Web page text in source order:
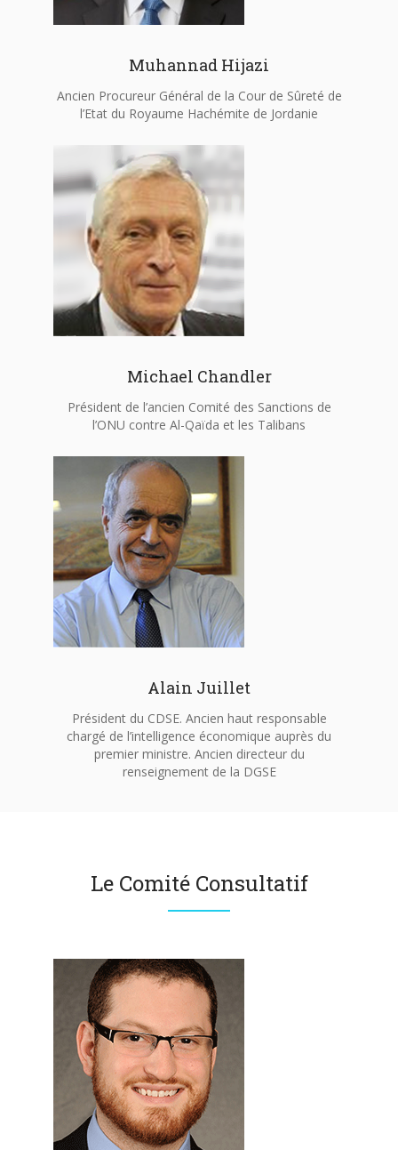
Muhannad Hijazi
Ancien Procureur Général de la Cour de Sûreté de
l’Etat du Royaume Hachémite de Jordanie
Michael Chandler
Président de l’ancien Comité des Sanctions de
l’ONU contre Al-Qaïda et les Talibans
Alain Juillet
Président du CDSE. Ancien haut responsable
chargé de l’intelligence économique auprès du
premier ministre. Ancien directeur du
renseignement de la DGSE
Le Comité Consultatif